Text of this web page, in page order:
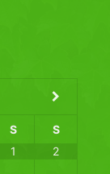
S
S
1
2